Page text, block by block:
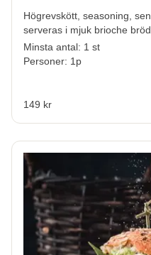
Högrevskött, seasoning,
serveras i mjuk brioche bröd
Minsta antal: 1 st
Personer: 1p
149 kr